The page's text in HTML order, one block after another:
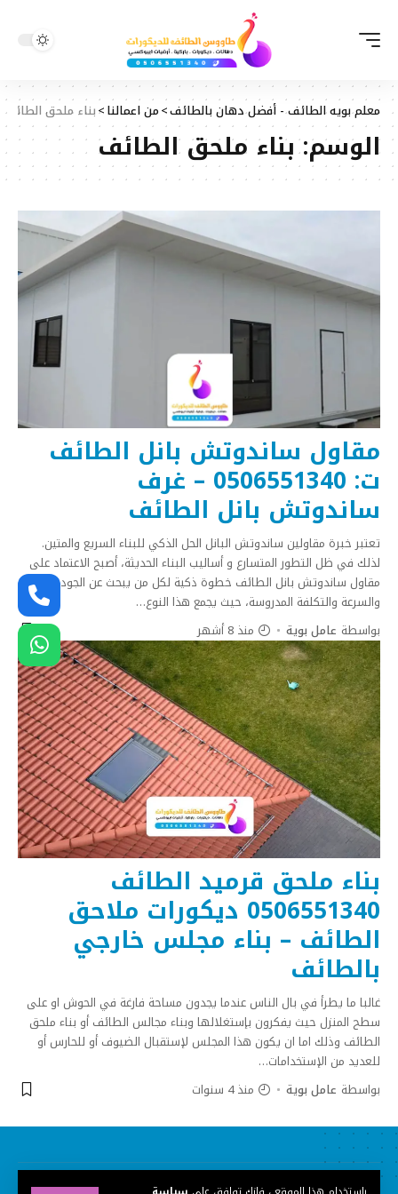
معلم بويه الطائف - أفضل دهان بالطائف>من اعمالنا>بناء ملحق الطائف
الوسم:بناء ملحق الطائف
مقاول ساندوتش بانل الطائف
ت: 0506551340 – غرف
ساندوتش بانل الطائف
تعتبر خبرة مقاولين ساندوتش البانل الحل الذكي للبناء السريع والمتين.
لذلك في ظل التطور المتسارع و أساليب البناء الحديثة، أصبح الاعتماد على
مقاول ساندوتش بانل الطائف خطوة ذكية لكل من يبحث عن الجودة
والسرعة والتكلفة المدروسة، حيث يجمع هذا النوع…
بواسطة عامل بوية منذ 8 أشهر
بناء ملحق قرميد الطائف
0506551340 ديكورات ملاحق
الطائف – بناء مجلس خارجي
بالطائف
غالبا ما يطرأ في بال الناس عندما يجدون مساحة فارغة في الحوش او على
سطح المنزل حيث يفكرون بإستغلالها وبناء مجالس الطائف أو بناء ملحق
الطائف وذلك اما ان يكون هذا المجلس لإستقبال الضيوف أو للحارس أو
للعديد من الإستخدامات…
بواسطة عامل بوية منذ 4 سنوات
الحقوق محفوظة ©طاووس الطائف للديكورات2021